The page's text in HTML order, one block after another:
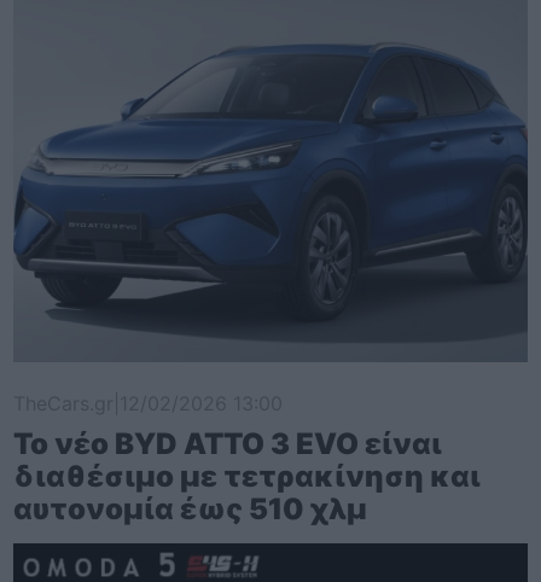
Το νέο BYD ATTO 3 EVO είναι
διαθέσιμο με τετρακίνηση και
αυτονομία έως 510 χλμ